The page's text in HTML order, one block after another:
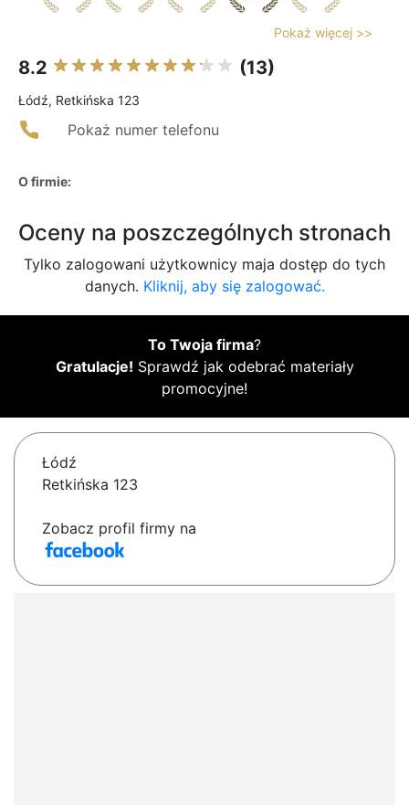
Pokaż więcej >>
8.2 (13)
Łódź, Retkińska 123
Pokaż numer telefonu
O firmie:
Oceny na poszczególnych stronach
Tylko zalogowani użytkownicy maja dostęp do tych
danych. Kliknij, aby się zalogować.
To Twoja firma?
Gratulacje! Sprawdź jak odebrać materiały
promocyjne!
Łódź
Retkińska 123
Zobacz profil firmy na